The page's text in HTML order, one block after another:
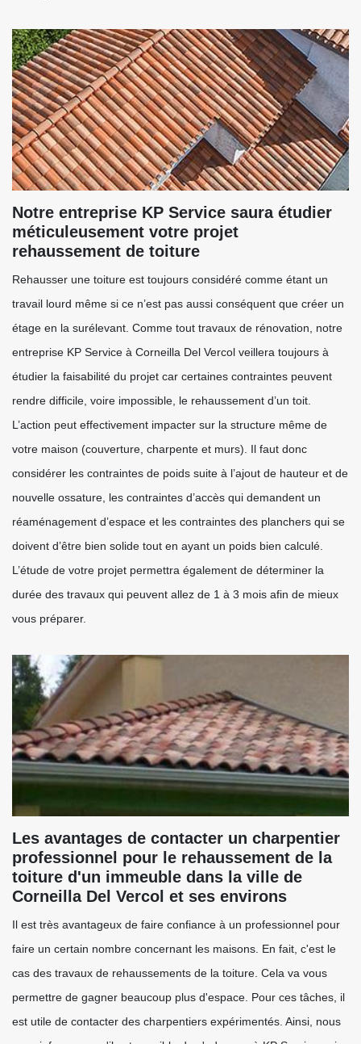
Notre entreprise KP Service saura étudier
méticuleusement votre projet
rehaussement de toiture
Rehausser une toiture est toujours considéré comme étant un
travail lourd même si ce n’est pas aussi conséquent que créer un
étage en la surélevant. Comme tout travaux de rénovation, notre
entreprise KP Service à Corneilla Del Vercol veillera toujours à
étudier la faisabilité du projet car certaines contraintes peuvent
rendre difficile, voire impossible, le rehaussement d’un toit.
L’action peut effectivement impacter sur la structure même de
votre maison (couverture, charpente et murs). Il faut donc
considérer les contraintes de poids suite à l’ajout de hauteur et de
nouvelle ossature, les contraintes d’accès qui demandent un
réaménagement d’espace et les contraintes des planchers qui se
doivent d’être bien solide tout en ayant un poids bien calculé.
L’étude de votre projet permettra également de déterminer la
durée des travaux qui peuvent allez de 1 à 3 mois afin de mieux
vous préparer.
Les avantages de contacter un charpentier
professionnel pour le rehaussement de la
toiture d'un immeuble dans la ville de
Corneilla Del Vercol et ses environs
Il est très avantageux de faire confiance à un professionnel pour
faire un certain nombre concernant les maisons. En fait, c'est le
cas des travaux de rehaussements de la toiture. Cela va vous
permettre de gagner beaucoup plus d'espace. Pour ces tâches, il
est utile de contacter des charpentiers expérimentés. Ainsi, nous